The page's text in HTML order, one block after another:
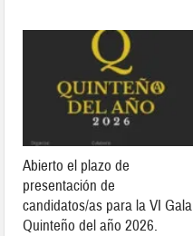
Abierto el plazo de
presentación de
candidatos/as para la VI Gala
Quinteño del año 2026.